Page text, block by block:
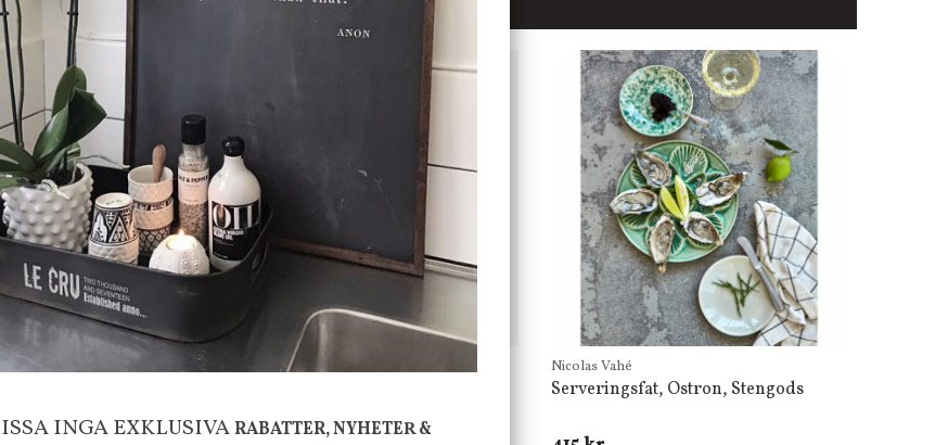
DU KANSKE OCKSÅ ÄR INTRESSERAD AV
vit, Utomhus
House Doctor Nicolas Vahé
Serveringsfat, Ostron, Stengods
INGA EXKLUSIVARABATTER, NYHETER &